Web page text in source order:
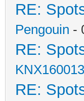
RE:
Pengouin -
RE:
KNX160013
RE: